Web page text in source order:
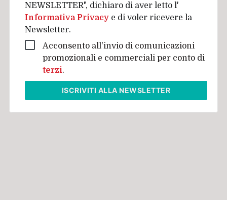
NEWSLETTER", dichiaro di aver letto l'
Informativa Privacy e di voler ricevere la
Newsletter.
Acconsento all'invio di comunicazioni
promozionali e commerciali per conto di
terzi.
ISCRIVITI ALLA NEWSLETTER